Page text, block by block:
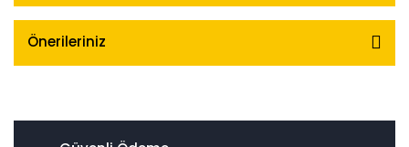
Önerileriniz